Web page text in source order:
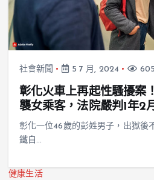
社會新聞 5 7 月, 2024
彰化火車上再起性騷擾案
襲女乘客，法院嚴判1年2
彰化一位46歲的彭姓男子，出獄後
鐵自…
健康生活